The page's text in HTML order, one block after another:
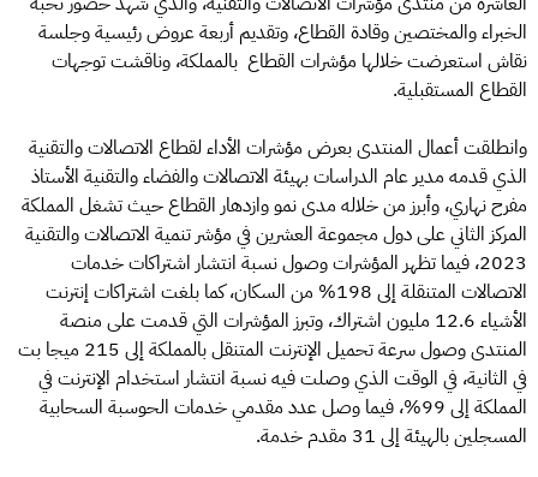
الخبراء والمختصين وقادة القطاع، وتقديم أربعة عروض رئيسية وجلسة
نقاش استعرضت خلالها مؤشرات القطاع بالمملكة، وناقشت توجهات
القطاع المستقبلية.
وانطلقت أعمال المنتدى بعرض مؤشرات الأداء لقطاع الاتصالات والتقنية
الذي قدمه مدير عام الدراسات بهيئة الاتصالات والفضاء والتقنية الأستاذ
مفرح نهاري، وأبرز من خلاله مدى نمو وازدهار القطاع حيث تشغل المملكة
المركز الثاني على دول مجموعة العشرين في مؤشر تنمية الاتصالات والتقنية
2023، فيما تظهر المؤشرات وصول نسبة انتشار اشتراكات خدمات
الاتصالات المتنقلة إلى 198% من السكان، كما بلغت اشتراكات إنترنت
الأشياء 12.6 مليون اشتراك، وتبرز المؤشرات التي قدمت على منصة
المنتدى وصول سرعة تحميل الإنترنت المتنقل بالمملكة إلى 215 ميجا بت
في الثانية، في الوقت الذي وصلت فيه نسبة انتشار استخدام الإنترنت في
المملكة إلى 99%، فيما وصل عدد مقدمي خدمات الحوسبة السحابية
المسجلين بالهيئة إلى 31 مقدم خدمة.